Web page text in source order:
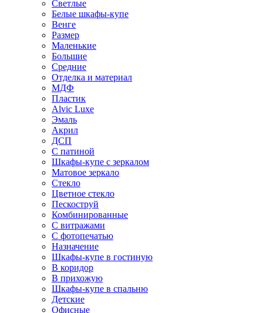
Светлые
Белые шкафы-купе
Венге
Размер
Маленькие
Большие
Средние
Отделка и материал
МДФ
Пластик
Alvic Luxe
Эмаль
Акрил
ДСП
С патиной
Шкафы-купе с зеркалом
Матовое зеркало
Стекло
Цветное стекло
Пескоструй
Комбинированные
С витражами
С фотопечатью
Назначение
Шкафы-купе в гостиную
В коридор
В прихожую
Шкафы-купе в спальню
Детские
Офисные